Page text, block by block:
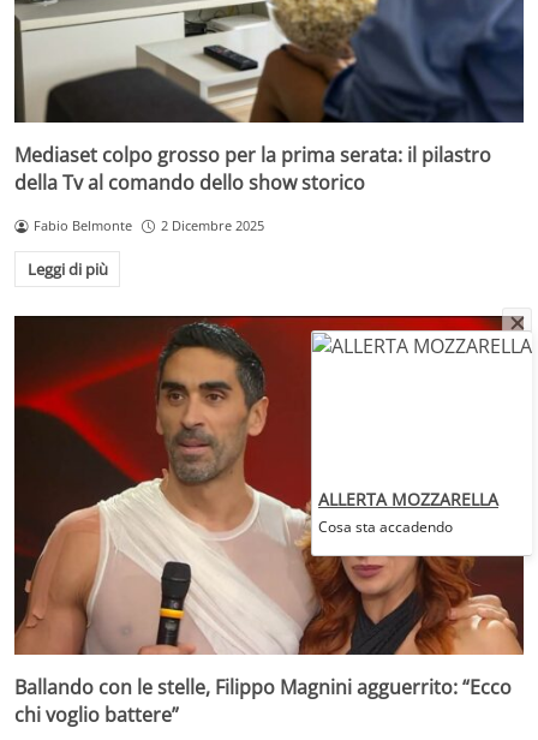
Mediaset colpo grosso per la prima serata: il pilastro
della Tv al comando dello show storico
Fabio Belmonte 2 Dicembre 2025
Leggi di più
Ballando con le stelle, Filippo Magnini agguerrito: “Ecco
chi voglio battere”
ALLERTA MOZZARELLA
Cosa sta accadendo